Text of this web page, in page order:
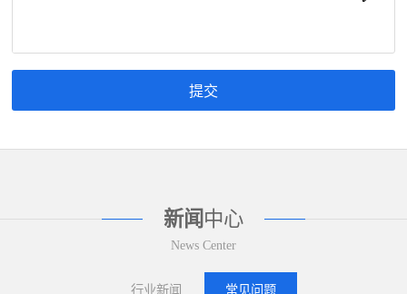
新闻 中心
News Center
行业新闻 常见问题